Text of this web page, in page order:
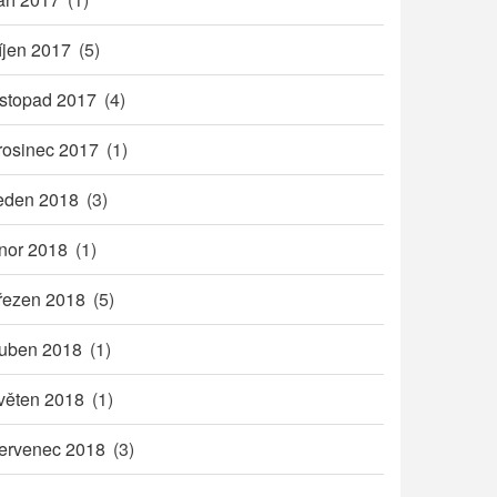
2017 (5)
2017 (4)
2017 (1)
2018 (3)
2018 (1)
2018 (5)
2018 (1)
2018 (1)
2018 (3)